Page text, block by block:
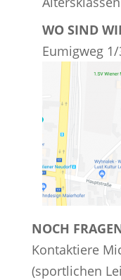
WO SIND
Eumigweg
NOCH
Kontaktiere
(sportlichen